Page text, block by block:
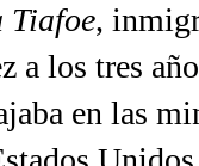
Tiafoe,
a los tres
en las